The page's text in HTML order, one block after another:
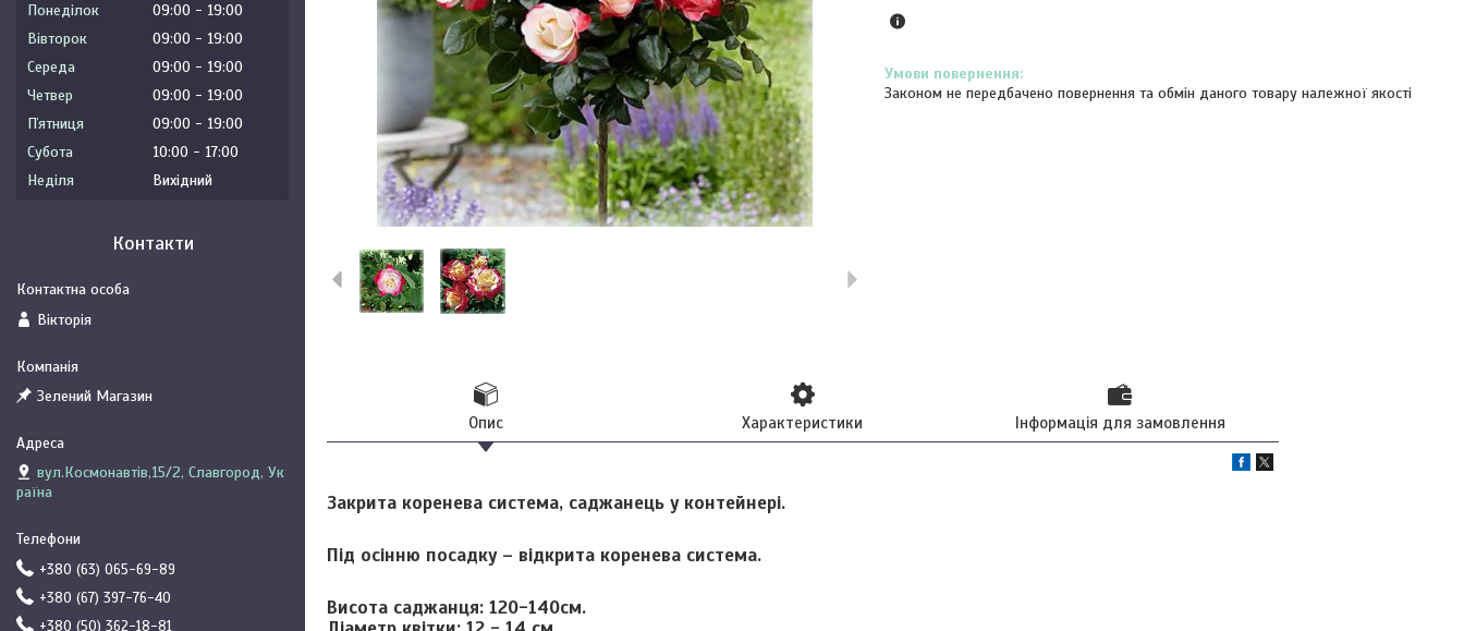
Законом не передбачено повернення та обмін даного товару належної якості
Опис Характеристики Інформація для замовлення
Закрита коренева система, саджанець у контейнері.
Під осінню посадку – відкрита коренева система.
Висота саджанця: 120-140см.
Понеділок 09:00
19:00
Вівторок
09:00
19:00
Середа
09:00
19:00
Четвер
09:00
19:00
Пʼятниця
09:00
19:00
Субота
10:00
17:00
Неділя
Вихідний
Контакти
Вікторія
Зелений Магазин
вул.Космонавтів,15/2, Славгород, Ук
раїна
+380 (63) 065-69-89
+380 (67) 397-76-40
+380 (50) 362-18-81